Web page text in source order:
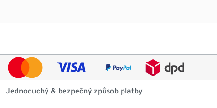
Jednoduchý & bezpečný způsob platby